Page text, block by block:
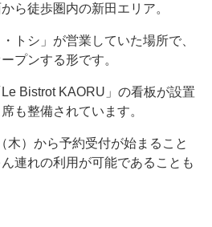
ら徒歩圏内の新田エリア。
トシ」が営業していた場所で、
プンする形です。
Bistrot KAORU」の看板が設置
も整備されています。
木）から予約受付が始まること
連れの利用が可能であることも